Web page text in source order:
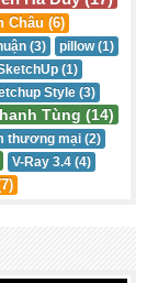
Châu (6)
(3) pillow (1)
(1)
Style (3)
Tùng (14)
thương mại (2)
V-Ray 3.4 (4)